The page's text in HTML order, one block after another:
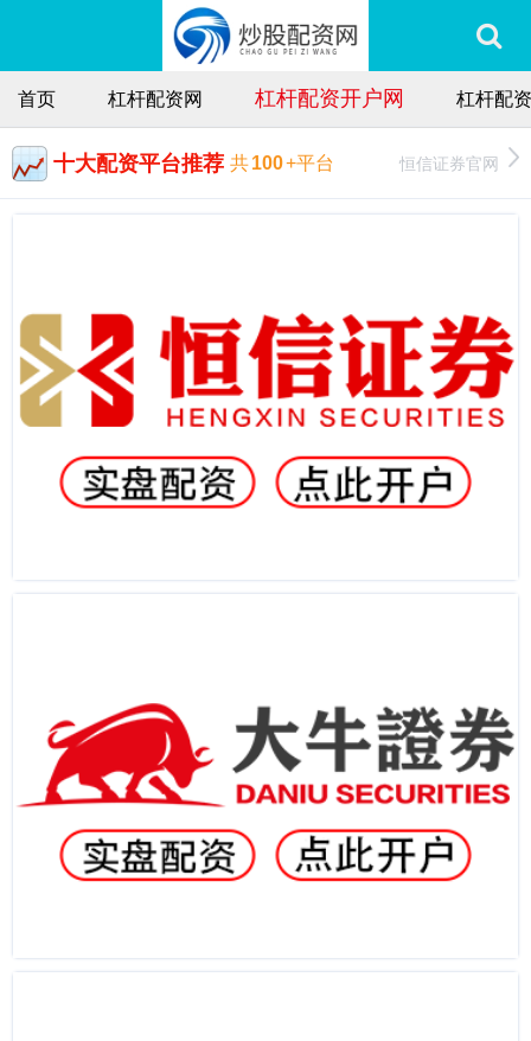
首页 杠杆配资网 杠杆配资开户网 杠杆配
十大配资平台推荐 共100+平台 恒信证券官网